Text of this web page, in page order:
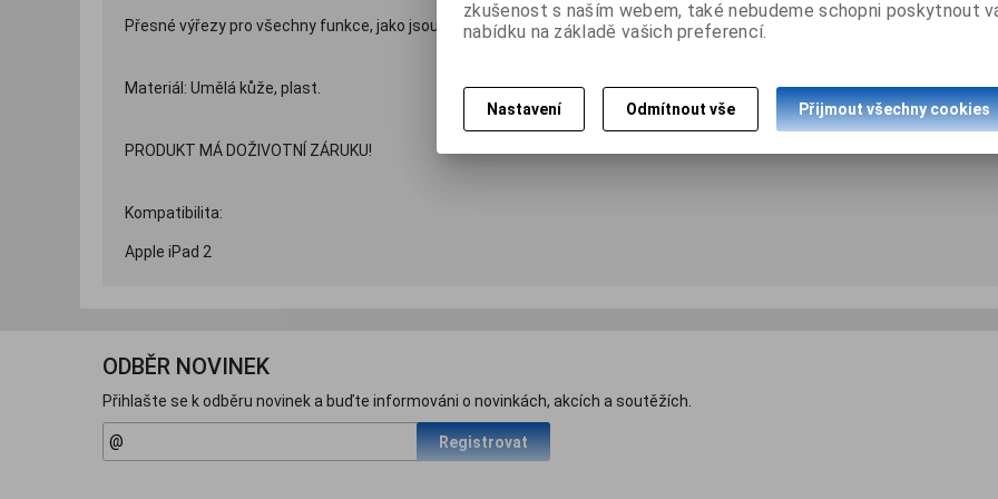
Přesné výřezy pro všechny funkce, jako jsou tlačítka, reproduktory a fotoaparát. Kryt má výrazné vnější ruční prošívání a
Materiál: Umělá kůže, plast.
PRODUKT MÁ DOŽIVOTNÍ ZÁRUKU!
Kompatibilita:
Apple iPad 2
ODBĚR NOVINEK
Přihlašte se k odběru novinek a buďte informováni o novinkách, akcích a soutěžích.
Registrovat
zkušenost s naším webem, také nebudeme schopni poskytnout
nabídku na základě vašich preferencí.
Nastavení Odmítnout vše Přijmout všechny cookies